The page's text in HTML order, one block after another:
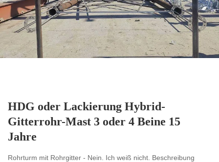
HDG oder Lackierung Hybrid-
Gitterrohr-Mast 3 oder 4 Beine 15
Jahre
Rohrturm mit Rohrgitter - Nein. Ich weiß nicht. Beschreibung